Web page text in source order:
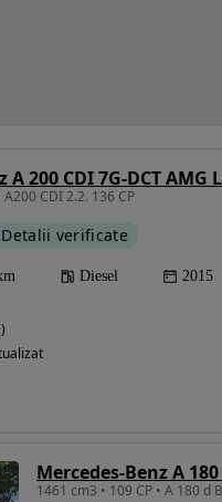
A 200 CDI 7G-DCT AMG
A200 CDI 2.2. 136 CP
Detalii verificate
Diesel 2015
Mercedes-Benz A
1461 cm3 • 109 CP • A 180 d